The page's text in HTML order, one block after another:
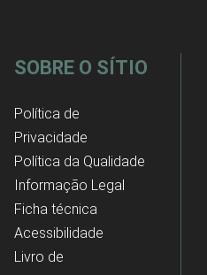
SOBRE O SÍTIO
Política de
Privacidade
Política da Qualidade
Informação Legal
Ficha técnica
Acessibilidade
Livro de